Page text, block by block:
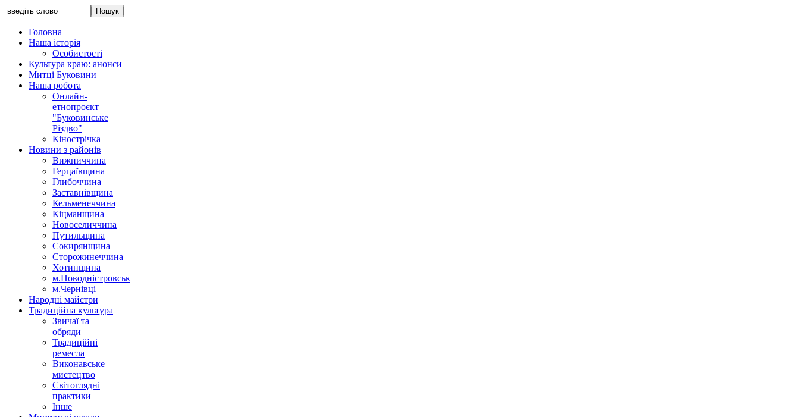
Головна
Наша історія
Особистості
Культура краю: анонси
Митці Буковини
Наша робота
Онлайн-
етнопроєкт
"Буковинське
Різдво"
Кінострічка
Новини з районів
Вижниччина
Герцаївщина
Глибоччина
Заставнівщина
Кельменеччина
Кіцманщина
Новоселиччина
Путильщина
Сокирянщина
Сторожинеччина
Хотинщина
м.Новодністровськ
м.Чернівці
Народні майстри
Традиційна культура
Звичаї та
обряди
Традиційні
ремесла
Виконавське
мистецтво
Світоглядні
практики
Інше